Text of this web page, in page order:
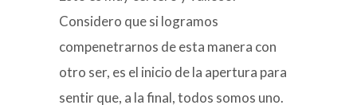
Considero que si logramos
compenetrarnos de esta manera con
otro ser, es el inicio de la apertura para
sentir que, a la final, todos somos uno.